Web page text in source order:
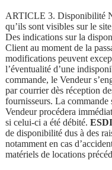
ARTICLE 3. Disponibilité
qu’ils sont visibles sur le
Des indications sur la
Client au moment de la
modifications peuvent
l’éventualité d’une
commande, le Vendeur
par courrier dès réception
fournisseurs. La commande
Vendeur procédera
si celui-ci a été débité. ESDI
de disponibilité dus à des
notamment en cas
matériels de locations